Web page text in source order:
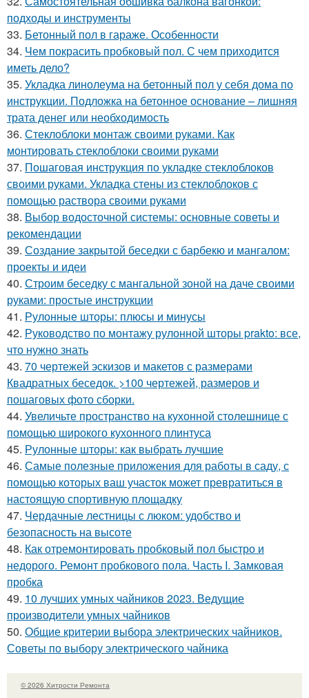
подходы и инструменты
33. Бетонный пол в гараже. Особенности
34. Чем покрасить пробковый пол. С чем приходится
иметь дело?
35. Укладка линолеума на бетонный пол у себя дома по
инструкции. Подложка на бетонное основание – лишняя
трата денег или необходимость
36. Стеклоблоки монтаж своими руками. Как
монтировать стеклоблоки своими руками
37. Пошаговая инструкция по укладке стеклоблоков
своими руками. Укладка стены из стеклоблоков с
помощью раствора своими руками
38. Выбор водосточной системы: основные советы и
рекомендации
39. Создание закрытой беседки с барбекю и мангалом:
проекты и идеи
40. Строим беседку с мангальной зоной на даче своими
руками: простые инструкции
41. Рулонные шторы: плюсы и минусы
42. Руководство по монтажу рулонной шторы prakto: все,
что нужно знать
43. 70 чертежей эскизов и макетов с размерами
Квадратных беседок. >100 чертежей, размеров и
пошаговых фото сборки.
44. Увеличьте пространство на кухонной столешнице с
помощью широкого кухонного плинтуса
45. Рулонные шторы: как выбрать лучшие
46. Самые полезные приложения для работы в саду, с
помощью которых ваш участок может превратиться в
настоящую спортивную площадку
47. Чердачные лестницы с люком: удобство и
безопасность на высоте
48. Как отремонтировать пробковый пол быстро и
недорого. Ремонт пробкового пола. Часть I. Замковая
пробка
49. 10 лучших умных чайников 2023. Ведущие
производители умных чайников
50. Общие критерии выбора электрических чайников.
Советы по выбору электрического чайника
© 2026 Хитрости Ремонта